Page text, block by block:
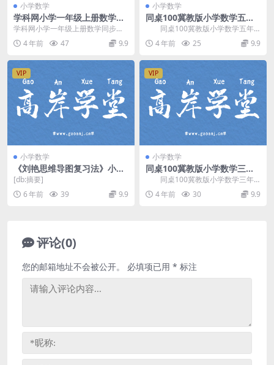
小学数学
学科网小学一年级上册数学同
步课人教新课标（1.83G高清
视频）百度网盘分享
学科网小学一年级上册数学同步课
人教新课标，百度网盘小学数学课
程1.83G高清视频...
4 年前 47 9.9
小学数学
同桌100冀教版小学数学五年
级下册 百度网盘分享
同桌100冀教版小学数学五年
级下册，百度网盘分享小学冀教版
数学课程5.32G...
4 年前 25 9.9
VIP
小学数学
《刘艳思维导图复习法》小学
语文数学英语思维导图(10
张）百度网盘
[db:摘要]
6 年前
39 9.9
VIP
小学数学
同桌100冀教版小学数学三年
级下册 百度网盘分享
同桌100冀教版小学数学三年
级下册，百度网盘分享小学冀教版
数学课程4.27G...
4 年前 30 9.9
评论(0)
您的邮箱地址不会被公开。 必填项已用 * 标注